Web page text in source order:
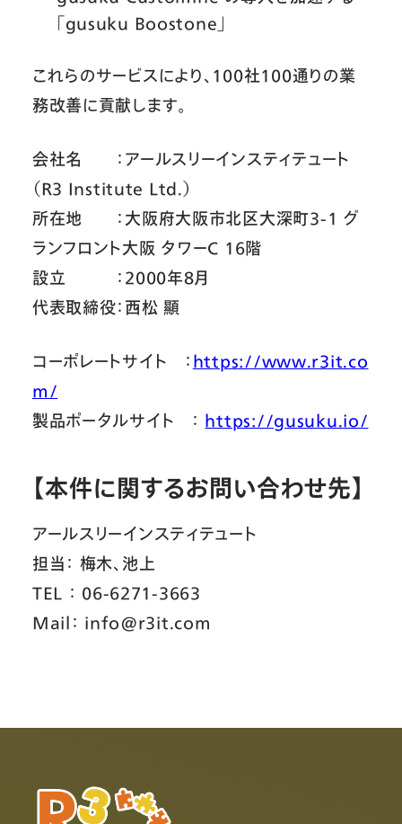
「gusuku Boostone」
これらのサービスにより、100社100通りの業
務改善に貢献します。
会社名 ：アールスリーインスティテュート
（R3 Institute Ltd.）
所在地 ：大阪府大阪市北区大深町3-1 グ
ランフロント大阪 タワーC 16階
設立 ：2000年8月
代表取締役：西松 顯
コーポレートサイト ： https://www.r3it.co
m/
製品ポータルサイト ： https://gusuku.io/
【本件に関するお問い合わせ先】
アールスリーインスティテュート
担当： 梅木、池上
TEL ： 06-6271-3663
Mail： info@r3it.com